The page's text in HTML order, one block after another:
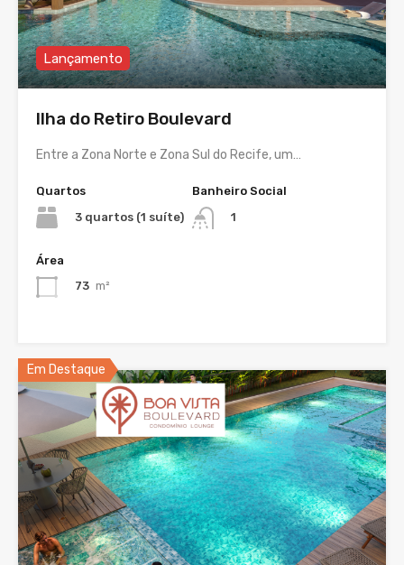
Lançamento
Ilha do Retiro Boulevard
Entre a Zona Norte e Zona Sul do Recife, um…
Quartos
3 quartos (1 suíte)
Banheiro Social
1
Área
73 m²
Em Destaque